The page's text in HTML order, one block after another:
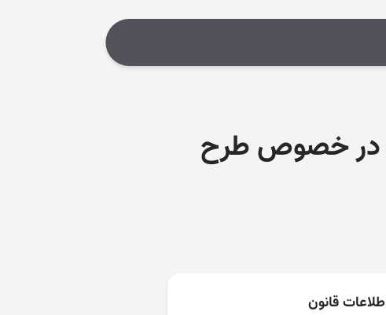
در خصوص طرح
قانون